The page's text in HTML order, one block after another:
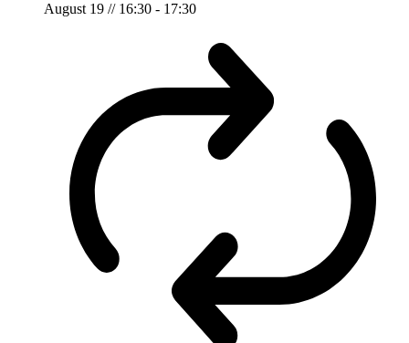
August 19 // 16:30 - 17:30